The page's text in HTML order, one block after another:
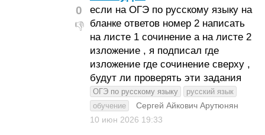
0
👎
если на ОГЭ по русскому языку на
бланке ответов номер 2 написать
на листе 1 сочинение а на листе 2
изложение , я подписал где
изложение где сочинение сверху ,
будут ли проверять эти задания
ОГЭ по русскому языку
русский язык
обучение
Сергей Айкович Арутюнян
10 июн 2026 19:33